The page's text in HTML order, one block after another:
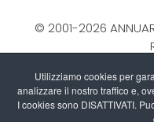
Utilizziamo cookies per
analizzare il nostro traffico e,
I cookies sono DISATTIVATI.
© 2001-2026
rimuovere, oscurare,
sito, a
Questo blog non